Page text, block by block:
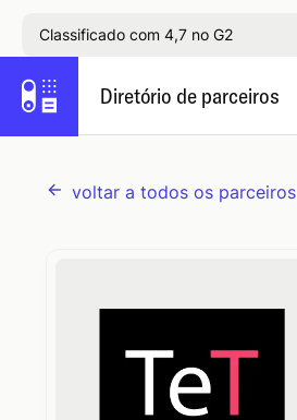
Classificado com 4,7 no G2
Diretório de parceiros
voltar a todos os parceiros